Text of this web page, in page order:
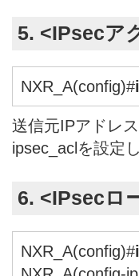
5. <IPsecア
NXR_A(config)#
送信元IPアドレ
ipsec_aclを設定
6. <IPsecロ
NXR_A(config)#